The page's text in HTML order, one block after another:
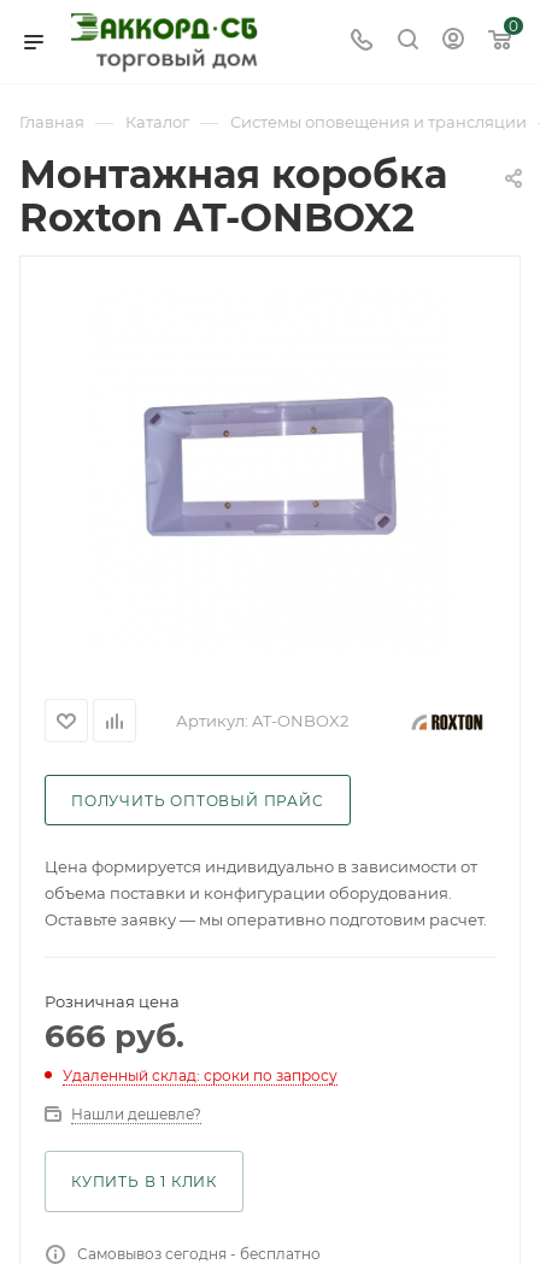
0
Главная — Каталог — Системы оповещения и трансляции
Монтажная коробка
Roxton AT-ONBOX2
Артикул: AT-ONBOX2
ПОЛУЧИТЬ ОПТОВЫЙ ПРАЙС
Цена формируется индивидуально в зависимости от
объема поставки и конфигурации оборудования.
Оставьте заявку — мы оперативно подготовим расчет.
Розничная цена
666 руб.
Удаленный склад: сроки по запросу
Нашли дешевле?
КУПИТЬ В 1 КЛИК
Самовывоз сегодня - бесплатно